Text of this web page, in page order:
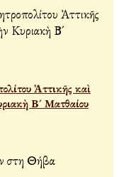
Ἀττικῆς καὶ
Β´ Ματθαίου